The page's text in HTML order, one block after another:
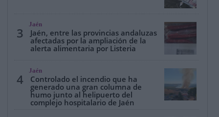
3
Jaén
Jaén, entre las provincias andaluzas
afectadas por la ampliación de la
alerta alimentaria por Listeria
4
Jaén
Controlado el incendio que ha
generado una gran columna de
humo junto al helipuerto del
complejo hospitalario de Jaén